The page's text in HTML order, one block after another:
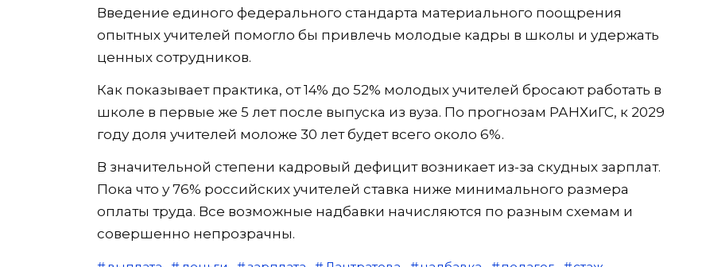
Введение единого федерального стандарта материального поощрения
опытных учителей помогло бы привлечь молодые кадры в школы и удержать
ценных сотрудников.
Как показывает практика, от 14% до 52% молодых учителей бросают работать в
школе в первые же 5 лет после выпуска из вуза. По прогнозам РАНХиГС, к 2029
году доля учителей моложе 30 лет будет всего около 6%.
В значительной степени кадровый дефицит возникает из-за скудных зарплат.
Пока что у 76% российских учителей ставка ниже минимального размера
оплаты труда. Все возможные надбавки начисляются по разным схемам и
совершенно непрозрачны.